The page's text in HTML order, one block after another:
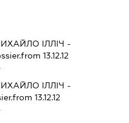
ІЛЛІЧ -
13.12.12
ІЛЛІЧ -
13.12.12